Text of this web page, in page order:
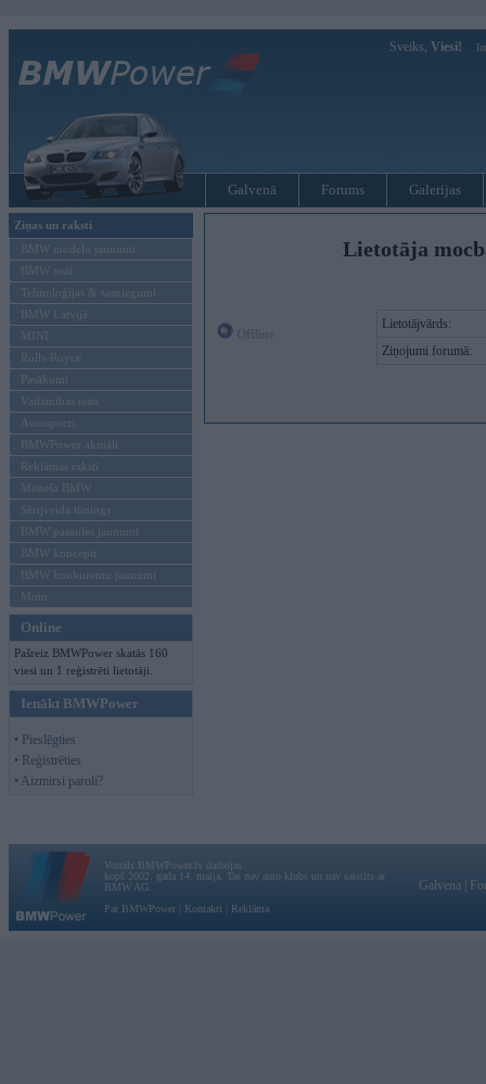
Sveiks, Viesi!
Galvenā Forums Galerijas
Ziņas un raksti
BMW modeļu jaunumi
BMW testi
Tehnoloģijas & sasniegumi
BMW Latvijā
MINI
Rolls-Royce
Pasākumi
Vadāmības tests
Autosports
BMWPower aktuāli
Reklāmas raksti
Mēneša BMW
Sērijveida tūnings
BMW pasaules jaunumi
BMW koncepti
BMW konkurentu jaunumi
Moto
Online
Pašreiz BMWPower skatās 160
viesi un 1 reģistrēti lietotāji.
Ienākt BMWPower
• Pieslēgties
• Reģistrēties
• Aizmirsi paroli?
Lietotāja
Lietotājvārds:
Ziņojumi forumā:
Vortāls BMWPower.lv darbojas
kopš 2002. gada 14. maija. Tas nav auto klubs un nav saistīts ar
BMW AG.
Par BMWPower
Kontakti Reklāma
Galvena